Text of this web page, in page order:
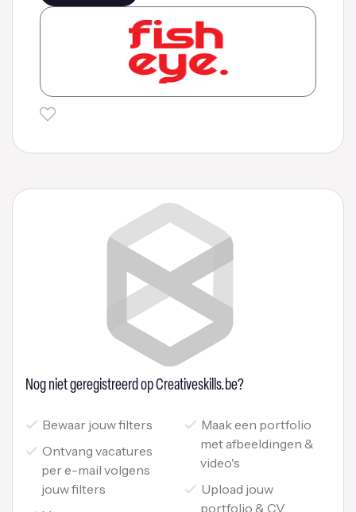
Nog niet geregistreerd op Creativeskills.be?
Bewaar jouw filters
Ontvang vacatures
per e-mail volgens
jouw filters
Maak een portfolio
met afbeeldingen &
video's
Upload jouw
portfolio & CV